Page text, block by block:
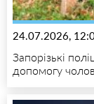
24.07.2026,
Запорізькі
допомогу